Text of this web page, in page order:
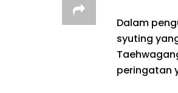
Dalam
syuting
peringatan